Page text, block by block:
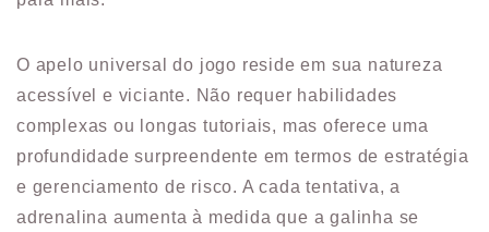
O apelo universal do jogo reside em sua natureza
acessível e viciante. Não requer habilidades
complexas ou longas tutoriais, mas oferece uma
profundidade surpreendente em termos de estratégia
e gerenciamento de risco. A cada tentativa, a
adrenalina aumenta à medida que a galinha se